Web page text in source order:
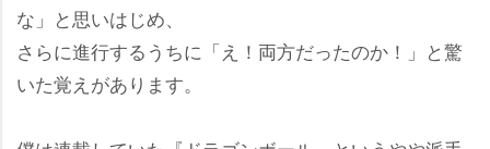
な」と思いはじめ、
さらに進行するうちに「え！両方だったのか！」と驚
いた覚えがあります。